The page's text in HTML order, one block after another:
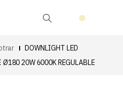
DOWNLIGHT LED
Ø180 20W 6000K REGULABLE